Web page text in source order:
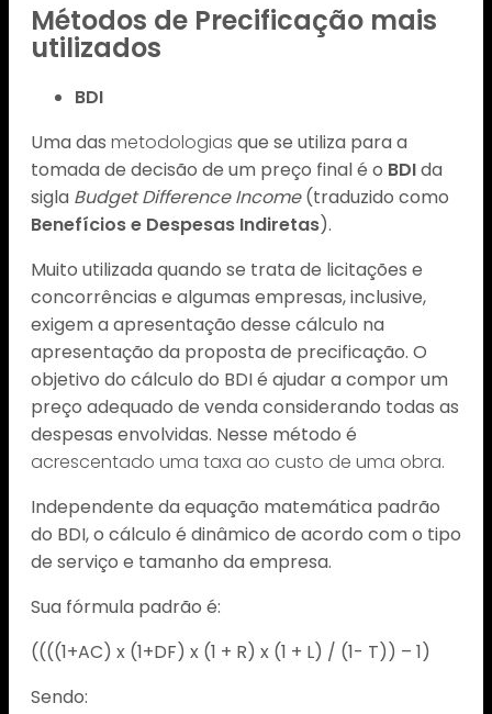
Métodos de Precificação mais
utilizados
BDI
Uma das metodologias que se utiliza para a
tomada de decisão de um preço final é o BDIda
sigla Budget Difference Income(traduzido como
Benefícios e Despesas Indiretas).
Muito utilizada quando se trata de licitações e
concorrências e algumas empresas, inclusive,
exigem a apresentação desse cálculo na
apresentação da proposta de precificação. O
objetivo do cálculo do BDI é ajudar a compor um
preço adequado de venda considerando todas as
despesas envolvidas. Nesse método é
acrescentado uma taxa ao custo de uma obra.
Independente da equação matemática padrão
do BDI, o cálculo é dinâmico de acordo com o tipo
de serviço e tamanho da empresa.
Sua fórmula padrão é:
((((1+AC) x (1+DF) x (1 + R) x (1 + L) / (1- T)) – 1)
Sendo: